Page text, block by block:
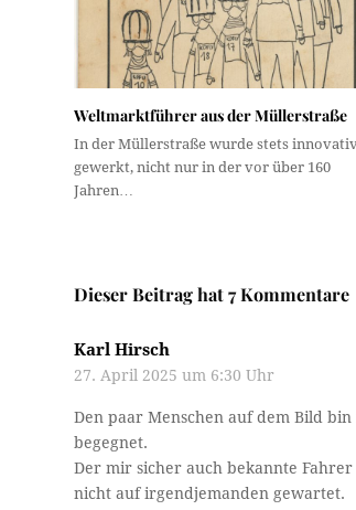
Weltmarktführer aus der Müllerstraße
In der Müllerstraße wurde stets
gewerkt, nicht nur in der vor über 160
Jahren…
Dieser Beitrag hat 7 Kommentare
Karl Hirsch
27. April 2025 um 6:30 Uhr
Den paar Menschen auf dem Bild
begegnet.
Der mir sicher auch bekannte
nicht auf irgendjemanden gewartet.